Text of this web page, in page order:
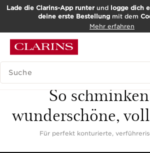
WEITER ZUM INHALT
Lade die Clarins-App runterund logge dich
deine erste Bestellungmit dem
Mehr erfahren
SUCH-HISTORIE
So
wunderschöne,
Für perfekt konturierte,